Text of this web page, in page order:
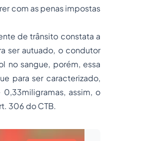
com as penas impostas
de trânsito constata a
ser autuado, o condutor
no sangue, porém, essa
para ser caracterizado,
assim, o
306 do CTB.